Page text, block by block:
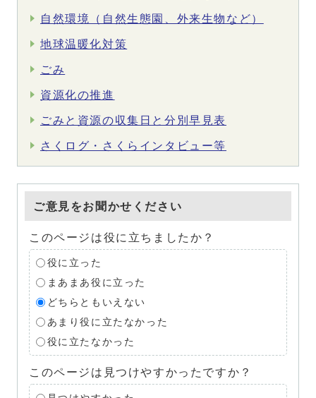
自然環境（自然生態園、外来生物など）
地球温暖化対策
ごみ
資源化の推進
ごみと資源の収集日と分別早見表
さくログ・さくらインタビュー等
ご意見をお聞かせください
このページは役に立ちましたか？
役に立った
まあまあ役に立った
どちらともいえない
あまり役に立たなかった
役に立たなかった
このページは見つけやすかったですか？